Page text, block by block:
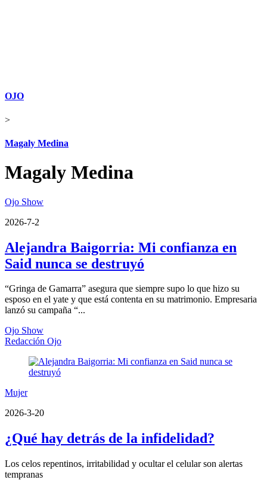
OJO
>
Magaly Medina
Magaly Medina
Ojo Show
2026-7-2
Alejandra Baigorria: Mi confianza en
Said nunca se destruyó
“Gringa de Gamarra” asegura que siempre supo lo que hizo su
esposo en el yate y que está contenta en su matrimonio. Empresaria
lanzó su campaña “...
Ojo Show
Redacción Ojo
Mujer
2026-3-20
¿Qué hay detrás de la infidelidad?
Los celos repentinos, irritabilidad y ocultar el celular son alertas
tempranas